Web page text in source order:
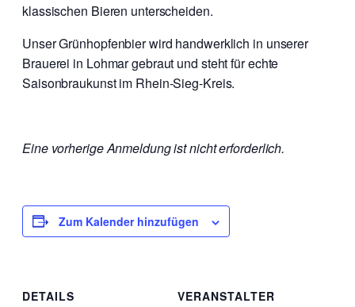
klassischen Bieren unterscheiden.
Unser Grünhopfenbier wird handwerklich in unserer
Brauerei in Lohmar gebraut und steht für echte
Saisonbraukunst im Rhein-Sieg-Kreis.
Eine vorherige Anmeldung ist nicht erforderlich.
Zum Kalender hinzufügen
DETAILS
VERANSTALTER